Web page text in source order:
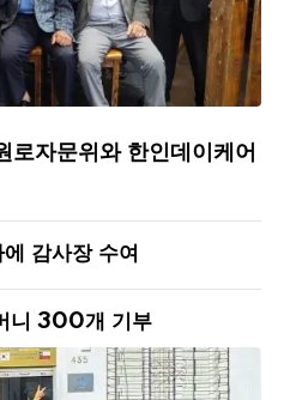
로자문위와 한인데이케어
감사장 수여
니 300개 기부